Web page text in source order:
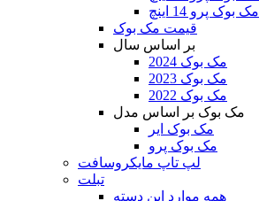
مک بوک پرو 14 اینچ
قیمت مک بوک
بر اساس سال
مک بوک 2024
مک بوک 2023
مک بوک 2022
مک بوک بر اساس مدل
مک بوک ایر
مک بوک پرو
لپ تاپ مایکروسافت
تبلت
همه موارد این دسته